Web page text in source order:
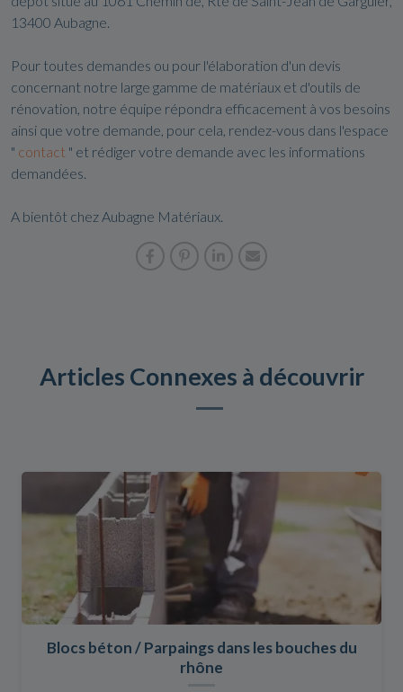
13400 Aubagne.
Pour toutes demandes ou pour l'élaboration d'un devis
concernant notre large gamme de matériaux et d'outils de
rénovation, notre équipe répondra efficacement à vos besoins
ainsi que votre demande, pour cela, rendez-vous dans l'espace
" contact " et rédiger votre demande avec les informations
demandées.
A bientôt chez Aubagne Matériaux.
Articles Connexes à découvrir
Blocs béton / Parpaings dans les bouches du
rhône